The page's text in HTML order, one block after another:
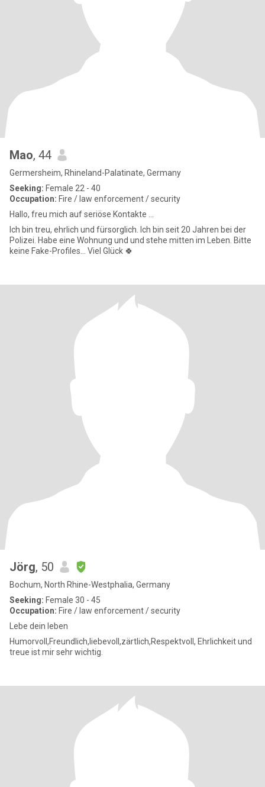
Mao, 44
Germersheim, Rhineland-Palatinate, Germany
Seeking: Female 22 - 40
Occupation: Fire / law enforcement / security
Hallo, freu mich auf seriöse Kontakte ...
Ich bin treu, ehrlich und fürsorglich. Ich bin seit 20 Jahren bei der
Polizei. Habe eine Wohnung und und stehe mitten im Leben. Bitte
keine Fake-Profiles... Viel Glück 🍀
Jörg, 50
Bochum, North Rhine-Westphalia, Germany
Seeking: Female 30 - 45
Occupation: Fire / law enforcement / security
Lebe dein leben
Humorvoll,Freundlich,liebevoll,zärtlich,Respektvoll, Ehrlichkeit und
treue ist mir sehr wichtig.